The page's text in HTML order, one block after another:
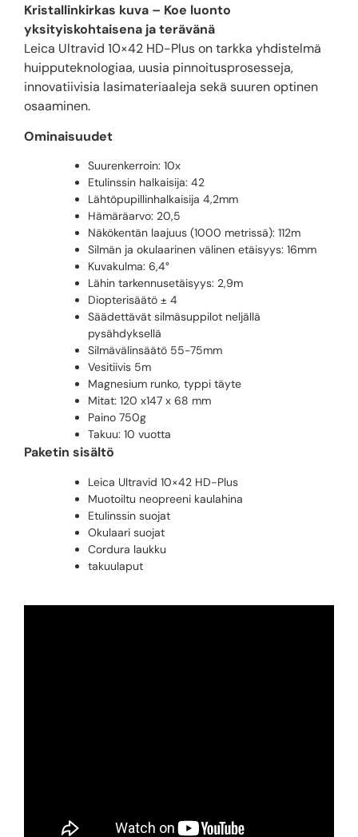
Kristallinkirkas kuva – Koe luonto
yksityiskohtaisena ja terävänä
Leica Ultravid 10×42 HD-Plus on tarkka yhdistelmä
huipputeknologiaa, uusia pinnoitusprosesseja,
innovatiivisia lasimateriaaleja sekä suuren optinen
osaaminen.
Ominaisuudet
Suurenkerroin: 10x
Etulinssin halkaisija: 42
Lähtöpupillinhalkaisija 4,2mm
Hämäräarvo: 20,5
Näkökentän laajuus (1000 metrissä): 112m
Silmän ja okulaarinen välinen etäisyys: 16mm
Kuvakulma: 6,4°
Lähin tarkennusetäisyys: 2,9m
Diopterisäätö ± 4
Säädettävät silmäsuppilot neljällä
pysähdyksellä
Silmävälinsäätö 55-75mm
Vesitiivis 5m
Magnesium runko, typpi täyte
Mitat: 120 x147 x 68 mm
Paino 750g
Takuu: 10 vuotta
Paketin sisältö
Leica Ultravid 10×42 HD-Plus
Muotoiltu neopreeni kaulahina
Etulinssin suojat
Okulaari suojat
Cordura laukku
takuulaput